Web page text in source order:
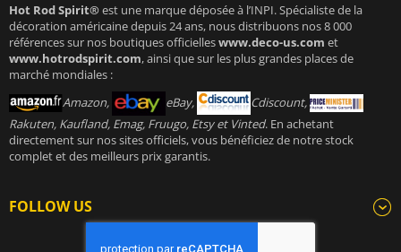
Hot Rod Spirit®est une marque déposée à l’INPI. Spécialiste de la
décoration américaine depuis 24 ans, nous distribuons nos 8 000
références sur nos boutiques officielleswww.deco-us.com et
www.hotrodspirit.com, ainsi que sur les plus grandes places de
marché mondiales :
Amazon,
eBay,
Cdiscount,
Rakuten, Kaufland, Emag, Fruugo, Etsy et Vinted. En achetant
directement sur nos sites officiels, vous bénéficiez de notre stock
complet et des meilleurs prix garantis.
FOLLOW US